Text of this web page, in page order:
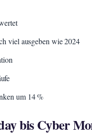
viel ausgeben wie 2024
um 14 %
bis Cyber